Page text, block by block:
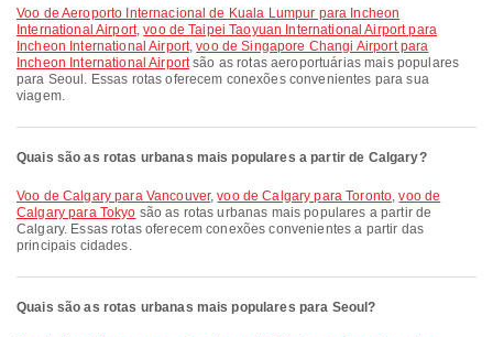
voo de Aeroporto Internacional de Kuala Lumpur para Incheon
International Airport,voo de Taipei Taoyuan International Airport para
Incheon International Airport,voo de Singapore Changi Airport para
Incheon International Airportsão as rotas aeroportuárias mais populares
para Seoul. Essas rotas oferecem conexões convenientes para sua
viagem.
Quais são as rotas urbanas mais populares a partir de Calgary?
voo de Calgary para Vancouver,voo de Calgary para Toronto,voo de
Calgary para Tokyo são as rotas urbanas mais populares a partir de
Calgary. Essas rotas oferecem conexões convenientes a partir das
principais cidades.
Quais são as rotas urbanas mais populares para Seoul?